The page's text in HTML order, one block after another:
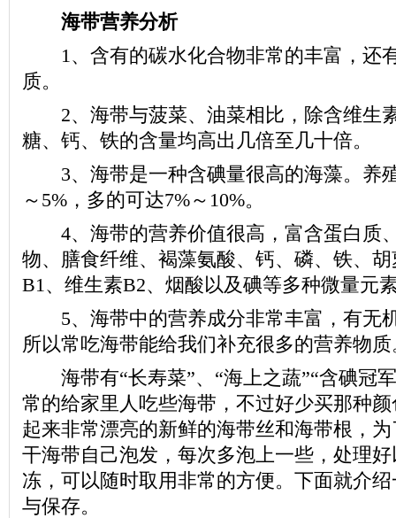
海带营养分析
1、含有的碳水化合物非常的丰富，还
质。
2、海带与菠菜、油菜相比，除含维生
糖、钙、铁的含量均高出几倍至几十倍。
3、海带是一种含碘量很高的海藻。养
～5%，多的可达7%～10%。
4、海带的营养价值很高，富含蛋白质
物、膳食纤维、褐藻氨酸、钙、磷、铁、
B1、维生素B2、烟酸以及碘等多种微量元
5、海带中的营养成分非常丰富，有无
所以常吃海带能给我们补充很多的营养物质
海带有“长寿菜”、“海上之蔬”“含碘冠
常的给家里人吃些海带，不过好少买那种
起来非常漂亮的新鲜的海带丝和海带根，
干海带自己泡发，每次多泡上一些，处理
冻，可以随时取用非常的方便。下面就介
与保存。